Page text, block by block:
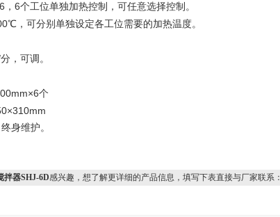
， 6个工位单独加热控制，可任意选择控制。
℃ ，可分别单独设定各工位需要的加热温度。
分，可调。
个
身维护。
拌器SHJ-6D感兴趣，想了解更详细的产品信息，填写下表直接与厂家联系：